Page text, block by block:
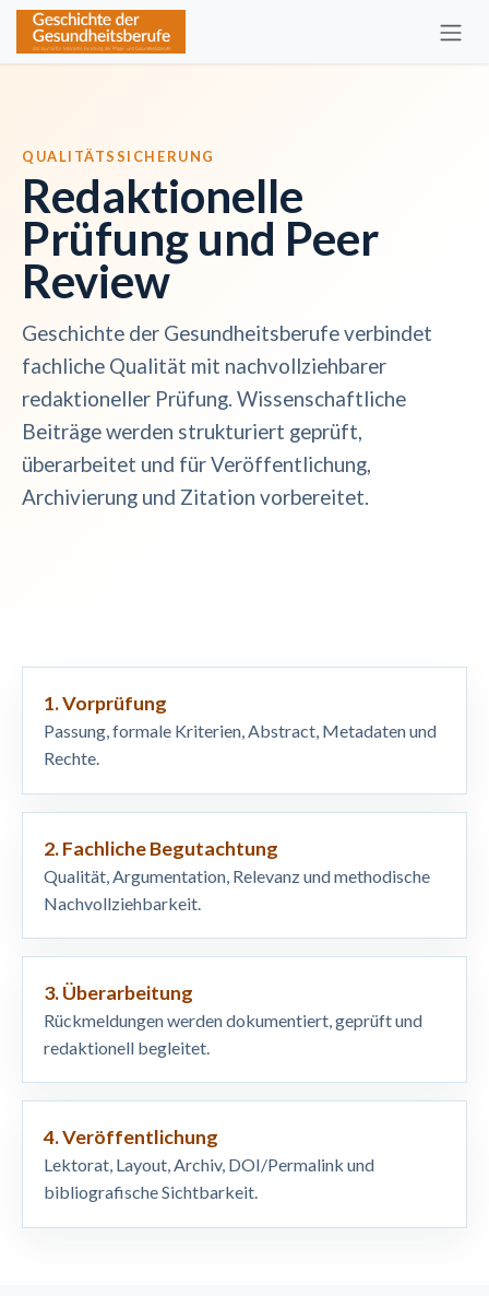
Zum Inhalt springen
QUALITÄTSSICHERUNG
Redaktionelle
Prüfung und Peer
Review
Geschichte der Gesundheitsberufe verbindet
fachliche Qualität mit nachvollziehbarer
redaktioneller Prüfung. Wissenschaftliche
Beiträge werden strukturiert geprüft,
überarbeitet und für Veröffentlichung,
Archivierung und Zitation vorbereitet.
1. Vorprüfung
Passung, formale Kriterien, Abstract, Metadaten und
Rechte.
2. Fachliche Begutachtung
Qualität, Argumentation, Relevanz und methodische
Nachvollziehbarkeit.
3. Überarbeitung
Rückmeldungen werden dokumentiert, geprüft und
redaktionell begleitet.
4. Veröffentlichung
Lektorat, Layout, Archiv, DOI/Permalink und
bibliografische Sichtbarkeit.